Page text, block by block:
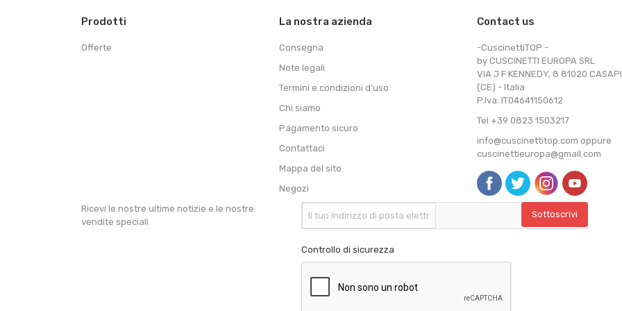
Prodotti
Offerte
La nostra azienda
Consegna
Note legali
Termini e condizioni d'uso
Chi siamo
Pagamento sicuro
Contattaci
Mappa del sito
Negozi
Contact us
-CuscinettiTOP -
by CUSCINETTI EUROPA SRL
VIA J F KENNEDY, 8 81020
(CE) - Italia
P.Iva: IT04641150612
Tel +39 0823 1503217
info@cuscinettitop.com oppure
cuscinettieuropa@gmail.com
Ricevi le nostre ultime notizie e le nostre
vendite speciali
Controllo di sicurezza